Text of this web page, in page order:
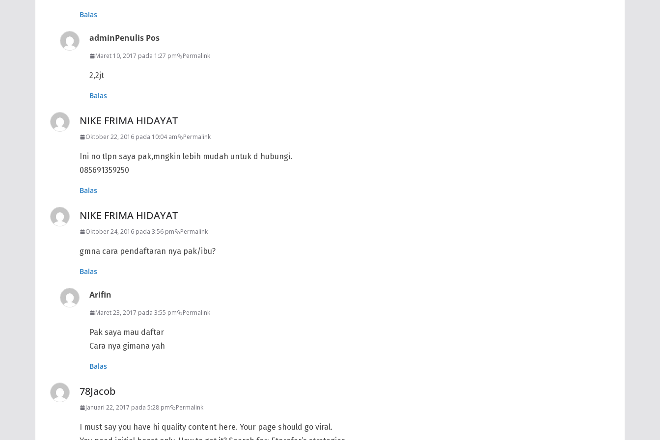
Balas
adminPenulis Pos
Maret 10, 2017 pada 1:27 pm Permalink
2,2jt
Balas
NIKE FRIMA HIDAYAT
Oktober 22, 2016 pada 10:04 am Permalink
Ini no tlpn saya pak,mngkin lebih mudah untuk d hubungi.
085691359250
Balas
NIKE FRIMA HIDAYAT
Oktober 24, 2016 pada 3:56 pm Permalink
gmna cara pendaftaran nya pak/ibu?
Balas
Arifin
Maret 23, 2017 pada 3:55 pm Permalink
Pak saya mau daftar
Cara nya gimana yah
Balas
78Jacob
Januari 22, 2017 pada 5:28 pm Permalink
I must say you have hi quality content here. Your page should go viral.